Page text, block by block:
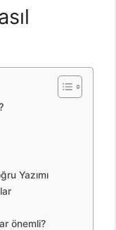
Yazımı
önemli?